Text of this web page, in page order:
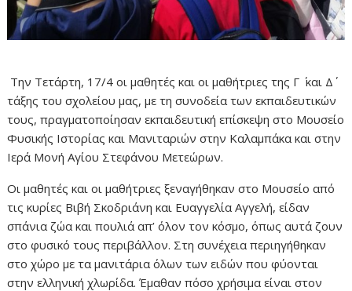
Την Τετάρτη, 17/4 οι μαθητές και οι μαθήτριες της Γ ΄ και Δ΄
τάξης του σχολείου μας, με τη συνοδεία των εκπαιδευτικών
τους, πραγματοποίησαν εκπαιδευτική επίσκεψη στο Μουσείο
Φυσικής Ιστορίας και Μανιταριών στην Καλαμπάκα και στην
Ιερά Μονή Αγίου Στεφάνου Μετεώρων.
Οι μαθητές και οι μαθήτριες ξεναγήθηκαν στο Μουσείο από
τις κυρίες Βιβή Σκοδριάνη και Ευαγγελία Αγγελή, είδαν
σπάνια ζώα και πουλιά απ’ όλον τον κόσμο, όπως αυτά ζουν
στο φυσικό τους περιβάλλον. Στη συνέχεια περιηγήθηκαν
στο χώρο με τα μανιτάρια όλων των ειδών που φύονται
στην ελληνική χλωρίδα. Έμαθαν πόσο χρήσιμα είναι στον